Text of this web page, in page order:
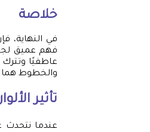
خلاصة
في النهاية،
فهم عميق
عاطفيًا وتترك
والخطوط هما
تأثير
عندما نتحدث